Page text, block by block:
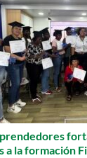
a la formación